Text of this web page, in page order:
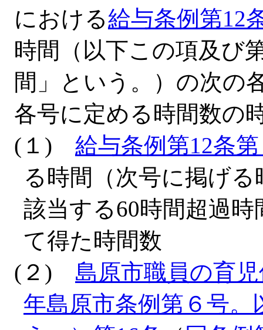
における給与条例第12
時間（以下この項及び
間」という。）の次の
各号に定める時間数の
(１) 給与条例第12条
る時間（次号に掲げ
該当する60時間超過
て得た時間数
(２) 島原市職員の育
年島原市条例第６号